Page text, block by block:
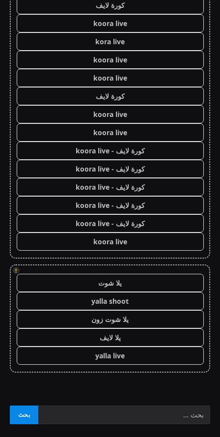
كورة لايف
koora live
kora live
koora live
koora live
كورة لايف
koora live
koora live
كورة لايف - koora live
كورة لايف - koora live
كورة لايف - koora live
كورة لايف - koora live
كورة لايف - koora live
koora live
!
يلا شوت
yalla shoot
يلا شوت زون
يلا لايف
yalla live